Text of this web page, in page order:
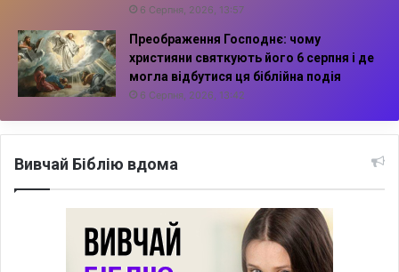
6 Серпня, 2026, 13:57
Преображення Господнє: чому
християни святкують його 6 серпня і де
могла відбутися ця біблійна подія
6 Серпня, 2026, 13:42
Вивчай Біблію вдома